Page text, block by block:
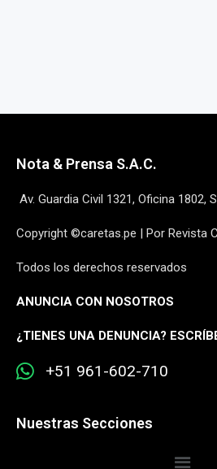
Nota & Prensa S.A.C.
Av. Guardia Civil 1321, Oficina 1802,
Copyright ©caretas.pe | Por Revista
Todos los derechos reservados
ANUNCIA CON NOSOTROS
¿TIENES UNA DENUNCIA?
+51 961-602-710
Nuestras Secciones